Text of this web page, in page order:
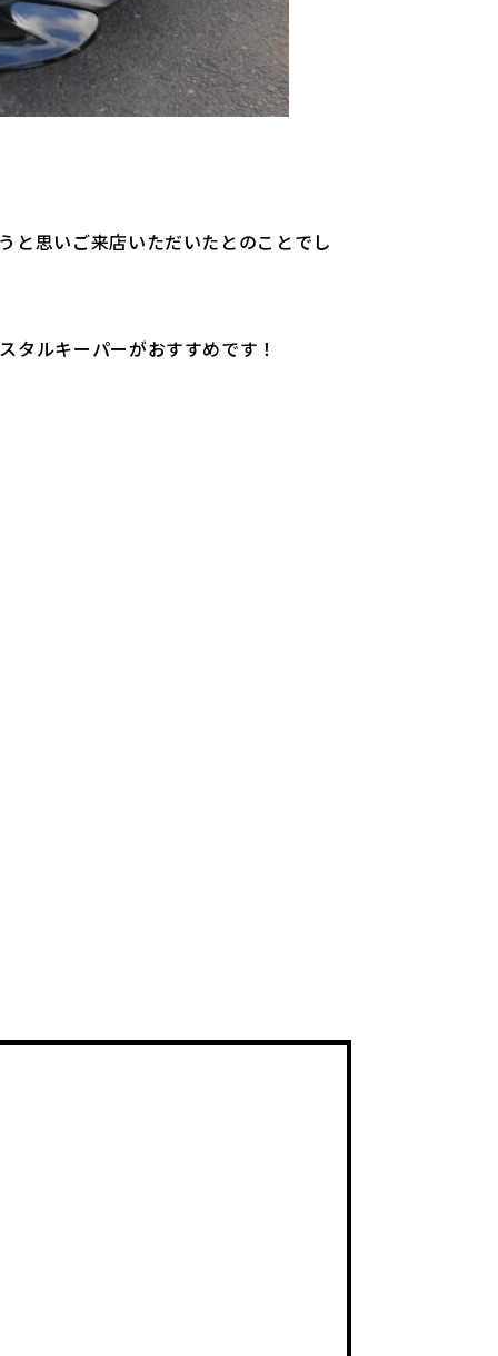
と思いご来店いただいたとのことでし
タルキーパーがおすすめです！